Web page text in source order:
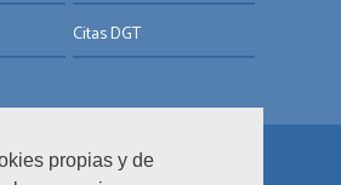
propias y de
Citas DGT
© ITV.com.es